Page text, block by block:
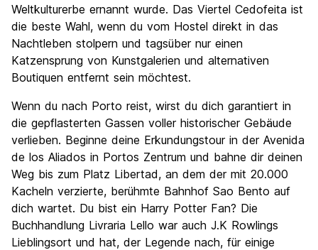
Weltkulturerbe ernannt wurde. Das Viertel Cedofeita ist
die beste Wahl, wenn du vom Hostel direkt in das
Nachtleben stolpern und tagsüber nur einen
Katzensprung von Kunstgalerien und alternativen
Boutiquen entfernt sein möchtest.
Wenn du nach Porto reist, wirst du dich garantiert in
die gepflasterten Gassen voller historischer Gebäude
verlieben. Beginne deine Erkundungstour in der Avenida
de los Aliados in Portos Zentrum und bahne dir deinen
Weg bis zum Platz Libertad, an dem der mit 20.000
Kacheln verzierte, berühmte Bahnhof Sao Bento auf
dich wartet. Du bist ein Harry Potter Fan? Die
Buchhandlung Livraria Lello war auch J.K Rowlings
Lieblingsort und hat, der Legende nach, für einige